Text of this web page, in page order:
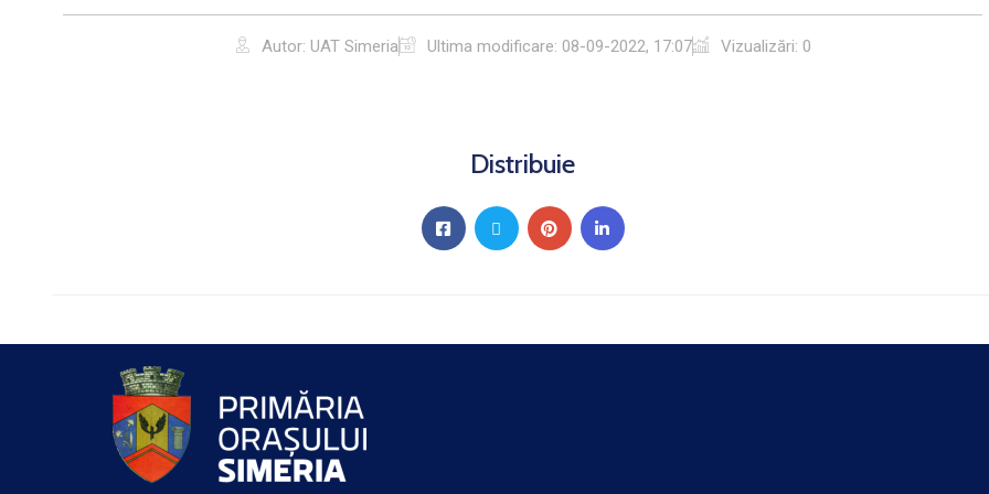
Autor: UAT Simeria Ultima modificare: 08-09-2022, 17:07 Vizualizări: 0
Distribuie